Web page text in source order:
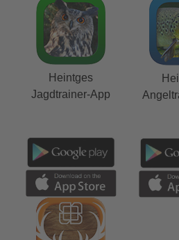
Heintges
Jagdtrainer-App